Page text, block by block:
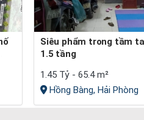
Siêu phẩm trong tầm tay , nhà riêng
1.5 tầng
1.45 Tỷ - 65.4 m²
Hồng Bàng, Hải Phòng